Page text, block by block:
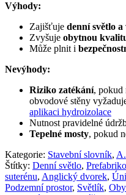
Výhody:
Zajišťuje denní světlo
Zvyšuje obytnou
Může plnit i
Nevýhody:
Riziko zatékání, pokud
obvodové stěny
aplikaci hydroizolace
Nutnost pravidelné
Tepelné mosty, pokud
Kategorie: Stavební slovník, A.
Štítky: Denní světlo,
suterénu, Anglický dvorek,
Podzemní prostor, Světlík,